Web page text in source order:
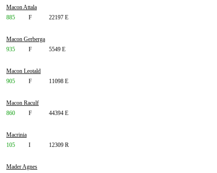
Macon Attala
885
F 22197 E
Macon Gerberga
935
F 5549 E
Macon Leotald
905
F 11098 E
Macon Raculf
860
F 44394 E
Macrinia
105
I 12309 R
Mader Agnes